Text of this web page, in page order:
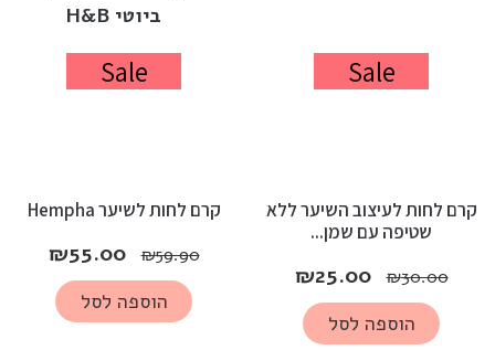
ביוטי H&B
Sale
קרם לחות לעיצוב השיער ללא
שטיפה עם שמן...
₪30.00
₪25.00
הוספה לסל
Sale
קרם לחות לשיער Hempha
₪59.90
₪55.00
הוספה לסל